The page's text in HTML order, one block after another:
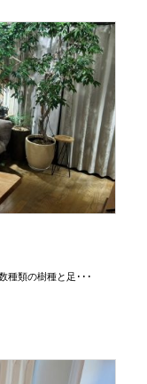
種類の樹種と足･･･